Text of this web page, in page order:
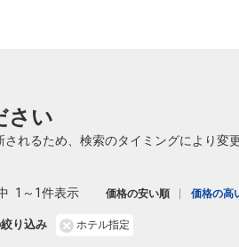
さい
れるため、検索のタイミングにより
り込み ホテル指定
1～1件表示 価格の安い順 価格の高